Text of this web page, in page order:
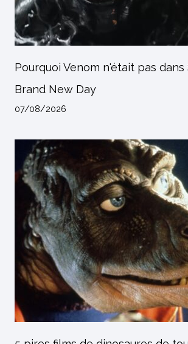
Pourquoi Venom n'était pas dans
Brand New Day
07/08/2026